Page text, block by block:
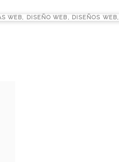
WEB, DISEÑO WEB, DISEÑOS WEB,